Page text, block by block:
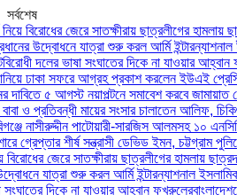
সর্বশেষ
জেরে সাতক্ষীরায় ছাত্রলীগের হামলায়
উদ্বোধনে যাত্রা শুরু করল আর্মি ইন্টারন্যাশনাল
দলের ভাষা সংঘাতের দিকে না যাওয়ার আহ্বান
সফরে আগ্রহ প্রকাশ করলেন ইউএই প্রেসিডেন্ট
৫ আগস্ট নয়াপল্টনে সমাবেশ করবে জামায়াত
মায়ের সংসার চালাতেন আলিফ, চিকিৎসা
পাটোয়ারী-সারজিস আলমসহ ১০ এনসিপি
শীর্ষ সন্ত্রাসী ডেভিড ইমন, চট্টগ্রাম পুলিশের
জেরে সাতক্ষীরায় ছাত্রলীগের হামলায়
যাত্রা শুরু করল আর্মি ইন্টারন্যাশনাল ইসলামিক
দিকে না যাওয়ার আহ্বান ফখরুলেরবাংলাদেশকে